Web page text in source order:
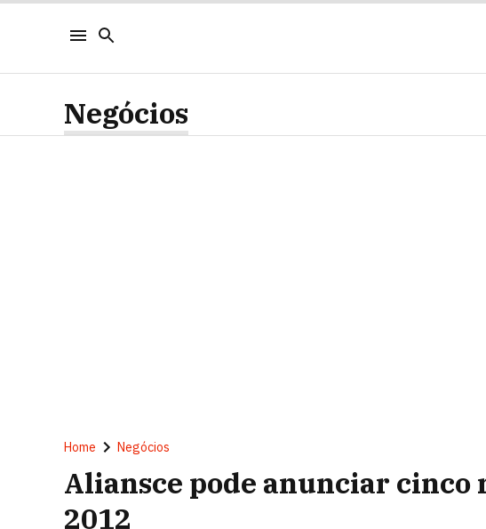
Negócios
Home Negócios
Aliansce pode anunciar cinco
2012